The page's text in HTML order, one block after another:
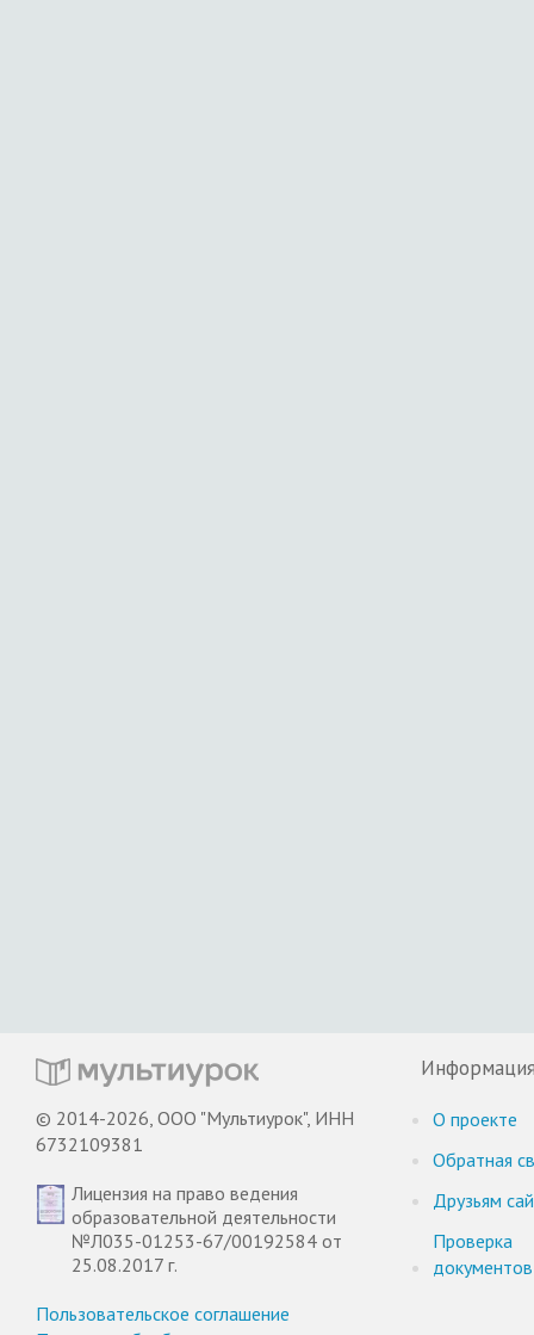
© 2014-2026, ООО "Мультиурок", ИНН
6732109381
Лицензия на право ведения
образовательной деятельности
№Л035-01253-67/00192584 от
25.08.2017 г.
Пользовательское соглашение
О проекте
Обратная
Друзьям
Проверка
документов